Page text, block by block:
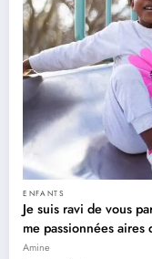
ENFANTS
Je suis ravi de vous
me passionnées
Amine